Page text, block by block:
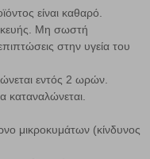
είναι καθαρό.
Μη σωστή
στην υγεία του
εντός 2 ωρών.
μικροκυμάτων (κίνδυνος